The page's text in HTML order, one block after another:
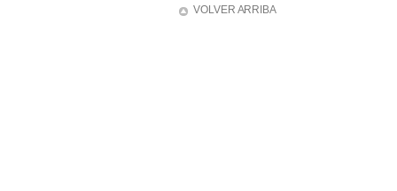
VOLVER ARRIBA